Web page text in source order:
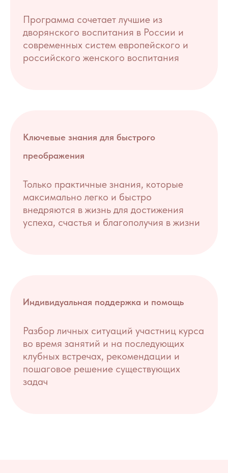
Программа сочетает лучшие из
дворянского воспитания в России и
современных систем европейского и
российского женского воспитания
Ключевые знания для быстрого
преображения
Только практичные знания, которые
максимально легко и быстро
внедряются в жизнь для достижения
успеха, счастья и благополучия в жизни
Индивидуальная поддержка и помощь
Разбор личных ситуаций участниц курса
во время занятий и на последующих
клубных встречах, рекомендации и
пошаговое решение существующих
задач